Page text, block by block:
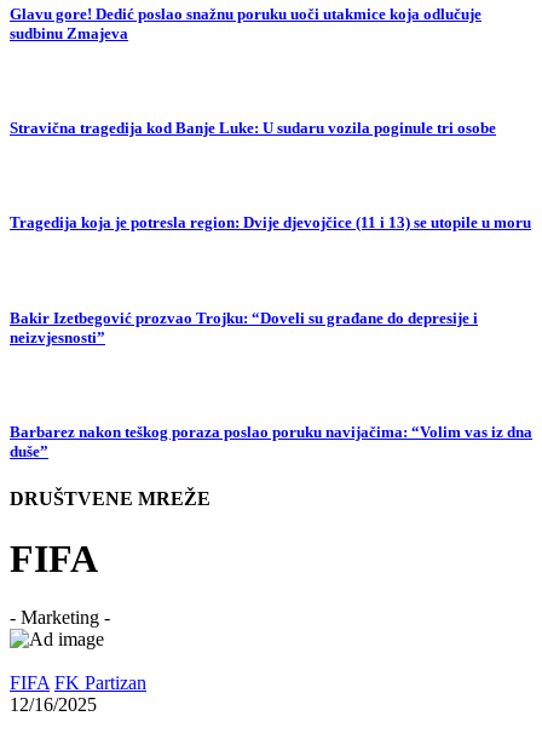
Glavu gore! Dedić poslao snažnu poruku uoči utakmice koja odlučuje
sudbinu Zmajeva
Stravična tragedija kod Banje Luke: U sudaru vozila poginule tri osobe
Tragedija koja je potresla region: Dvije djevojčice (11 i 13) se utopile u moru
Bakir Izetbegović prozvao Trojku: “Doveli su građane do depresije i
neizvjesnosti”
Barbarez nakon teškog poraza poslao poruku navijačima: “Volim vas iz dna
duše”
DRUŠTVENE MREŽE
FIFA
- Marketing -
FIFA FK Partizan
12/16/2025